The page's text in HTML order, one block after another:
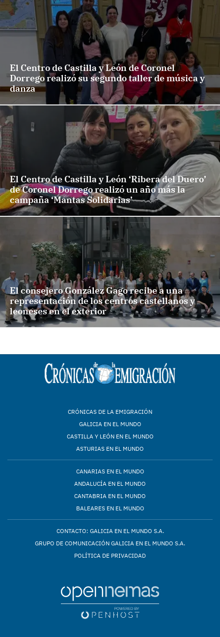
El Centro de Castilla y León de Coronel
Dorrego realizó su segundo taller de música y
danza
El Centro de Castilla y León ‘Ribera del Duero’
de Coronel Dorrego realizó un año más la
campaña ‘Mantas Solidarias’
El consejero González Gago recibe a una
representación de los centros castellanos y
leoneses en el exterior
CRÓNICAS DE LA EMIGRACIÓN
GALICIA EN EL MUNDO
CASTILLA Y LEÓN EN EL MUNDO
ASTURIAS EN EL MUNDO
CANARIAS EN EL MUNDO
ANDALUCÍA EN EL MUNDO
CANTABRIA EN EL MUNDO
BALEARES EN EL MUNDO
CONTACTO: GALICIA EN EL MUNDO S.A.
GRUPO DE COMUNICACIÓN GALICIA EN EL MUNDO S.A.
POLÍTICA DE PRIVACIDAD